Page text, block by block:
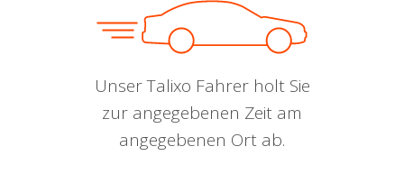
Unser Talixo Fahrer holt Sie
zur angegebenen Zeit am
angegebenen Ort ab.